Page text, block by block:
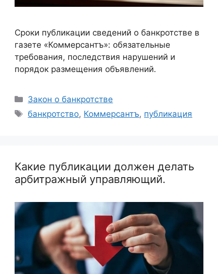
Сроки публикации сведений о банкротстве в
газете «Коммерсантъ»: обязательные
требования, последствия нарушений и
порядок размещения объявлений.
Рубрики
Закон о банкротстве
Метки
банкротство, Коммерсантъ, публикация
Какие публикации должен делать
арбитражный управляющий.